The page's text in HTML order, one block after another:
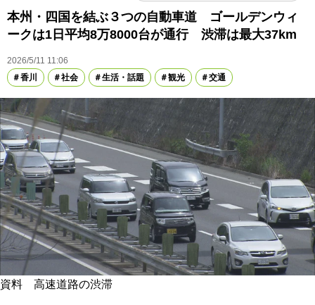
本州・四国を結ぶ３つの自動車道 ゴールデンウィ
ークは1日平均8万8000台が通行 渋滞は最大37km
2026/5/11 11:06
香川
社会 生活・話題 観光 交通
資料 高速道路の渋滞